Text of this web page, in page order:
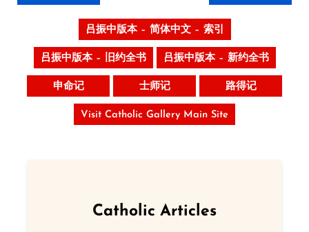
吕振中版本 – 简体中文 – 索引
吕振中版本 – 旧约全书 吕振中版本 – 新约全书
申命记 士师记 路得记
Visit Catholic Gallery Main Site
Catholic Articles